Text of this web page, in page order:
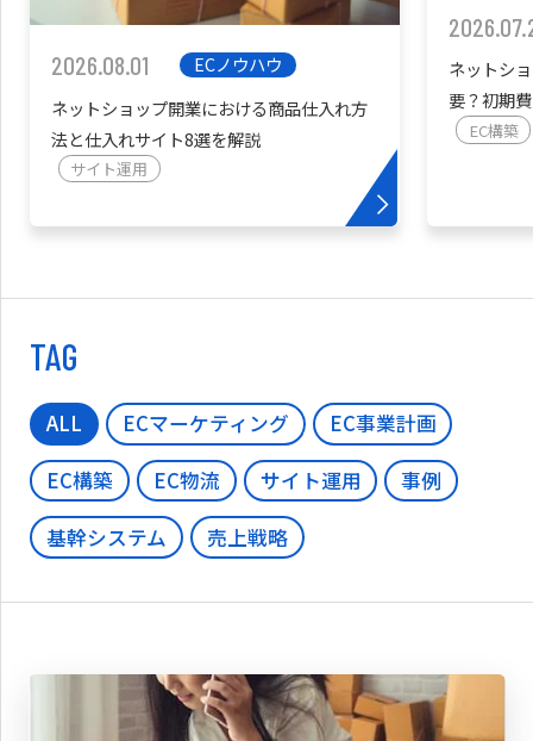
カスタマイズ開発
2026.08.01
ECノウハウ
ネットショップ開業における商品仕入れ方
法と仕入れサイト8選を解説
サイト運用
ネットシ
要？初期
を紹介
EC構築
TAG
ALL ECマーケティング
EC事業計画
EC構築
EC物流 サイト運用
事例
基幹システム
売上戦略